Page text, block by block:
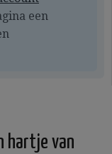
een
hartje van